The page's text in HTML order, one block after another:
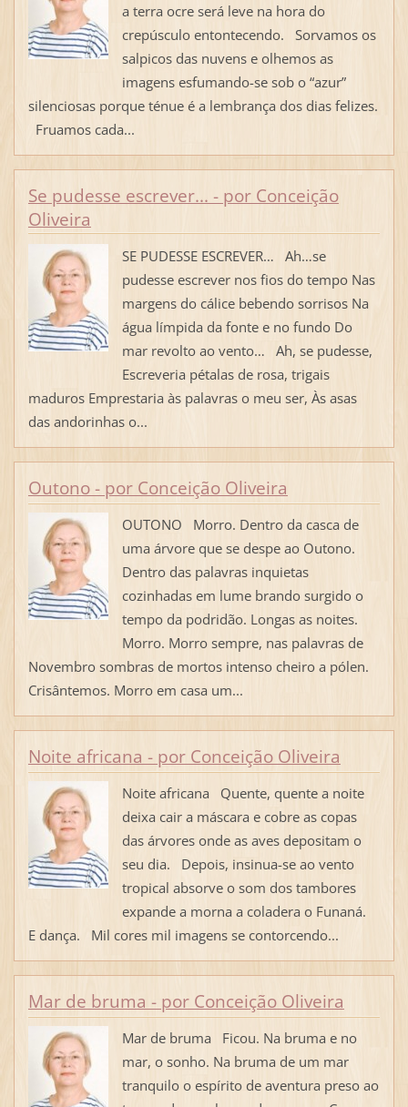
a terra ocre será leve na hora do
crepúsculo entontecendo. Sorvamos os
salpicos das nuvens e olhemos as
imagens esfumando-se sob o “azur”
silenciosas porque ténue é a lembrança dos dias felizes.
Fruamos cada...
Se pudesse escrever... - por Conceição
Oliveira
SE PUDESSE ESCREVER… Ah…se
pudesse escrever nos fios do tempo Nas
margens do cálice bebendo sorrisos Na
água límpida da fonte e no fundo Do
mar revolto ao vento… Ah, se pudesse,
Escreveria pétalas de rosa, trigais
maduros Emprestaria às palavras o meu ser, Às asas
das andorinhas o...
Outono - por Conceição Oliveira
OUTONO Morro. Dentro da casca de
uma árvore que se despe ao Outono.
Dentro das palavras inquietas
cozinhadas em lume brando surgido o
tempo da podridão. Longas as noites.
Morro. Morro sempre, nas palavras de
Novembro sombras de mortos intenso cheiro a pólen.
Crisântemos. Morro em casa um...
Noite africana - por Conceição Oliveira
Noite africana Quente, quente a noite
deixa cair a máscara e cobre as copas
das árvores onde as aves depositam o
seu dia. Depois, insinua-se ao vento
tropical absorve o som dos tambores
expande a morna a coladera o Funaná.
E dança. Mil cores mil imagens se contorcendo...
Mar de bruma - por Conceição Oliveira
Mar de bruma Ficou. Na bruma e no
mar, o sonho. Na bruma de um mar
tranquilo o espírito de aventura preso ao